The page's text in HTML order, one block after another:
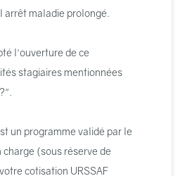
arrêt maladie prolongé.
l'ouverture de ce
stagiaires mentionnées
un programme validé par le
(sous réserve de
cotisation URSSAF